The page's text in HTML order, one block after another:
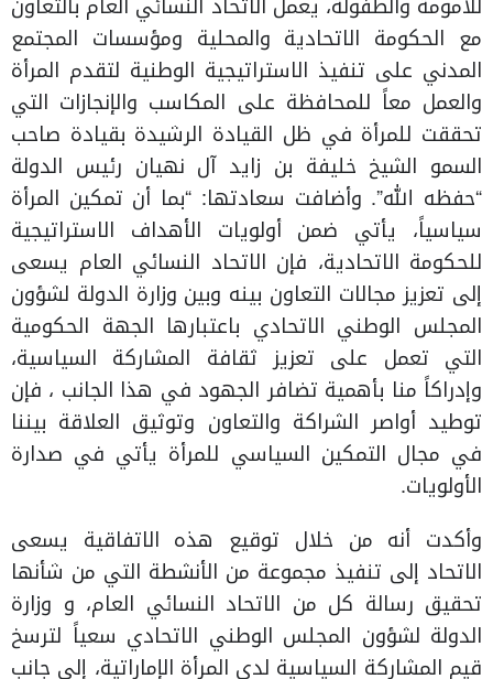
مع الحكومة الاتحادية والمحلية ومؤسسات المجتمع
المدني على تنفيذ الاستراتيجية الوطنية لتقدم المرأة
والعمل معاً للمحافظة على المكاسب والإنجازات التي
تحققت للمرأة في ظل القيادة الرشيدة بقيادة صاحب
السمو الشيخ خليفة بن زايد آل نهيان رئيس الدولة
“حفظه الله”. وأضافت سعادتها: “بما أن تمكين المرأة
سياسياً، يأتي ضمن أولويات الأهداف الاستراتيجية
للحكومة الاتحادية، فإن الاتحاد النسائي العام يسعى
إلى تعزيز مجالات التعاون بينه وبين وزارة الدولة لشؤون
المجلس الوطني الاتحادي باعتبارها الجهة الحكومية
التي تعمل على تعزيز ثقافة المشاركة السياسية،
وإدراكاً منا بأهمية تضافر الجهود في هذا الجانب ، فإن
توطيد أواصر الشراكة والتعاون وتوثيق العلاقة بيننا
في مجال التمكين السياسي للمرأة يأتي في صدارة
الأولويات.
وأكدت أنه من خلال توقيع هذه الاتفاقية يسعى
الاتحاد إلى تنفيذ مجموعة من الأنشطة التي من شأنها
تحقيق رسالة كل من الاتحاد النسائي العام، و وزارة
الدولة لشؤون المجلس الوطني الاتحادي سعياً لترسخ
قيم المشاركة السياسية لدى المرأة الإماراتية، إلى جانب